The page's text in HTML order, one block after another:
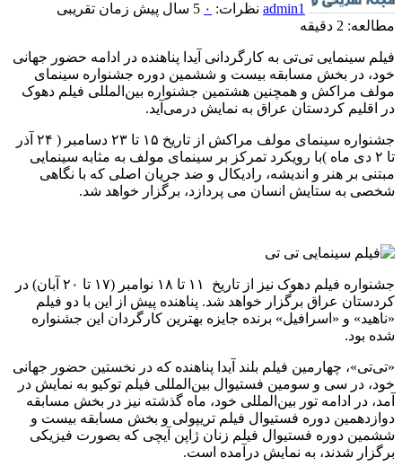
admin1 نظرات: ۰ 5 سال پیش
زمان تقریبی
مطالعه: 2 دقیقه
فیلم سینمایی تی‌تی به کارگردانی آیدا پناهنده در ادامه‌ حضور جهانی
خود، در بخش مسابقه بیست و ششمین دوره جشنواره سینمای
مولف مراکش و همچنین هشتمین جشنواره بین‌المللی فیلم دهوک
در اقلیم کردستان عراق به نمایش درمی‌آید.
جشنواره سینمای مولف مراکش از تاریخ ۱۵ تا ۲۳ دسامبر ( ۲۴ آذر
تا ۲ دی ماه )با رویکرد تمرکز بر سینمای مولف به مثابه سینمایی
مبتنی بر هنر و اندیشه، رادیکال و ضد جریان اصلی که با نگاهی
شخصی به ستایش انسان می پردازد،‌ برگزار خواهد شد.
جشنواره فیلم دهوک نیز از تاریخ ۱۱ تا ۱۸ نوامبر (۱۷ تا ۲۰ آبان) در
کردستان عراق برگزار خواهد شد. پناهنده پیش از این با دو فیلم
«ناهید» و «اسرافیل» برنده جایزه‌ بهترین کارگردان این جشنواره
شده بود.
«تی‌تی»، چهارمین فیلم بلند آیدا پناهنده که در نخستین حضور جهانی
خود، در سی و سومین فستیوال بین‌المللی فیلم توکیو به نمایش در
آمد، در ادامه تور بین‌المللی خود، ماه گذشته نیز در بخش مسابقه
دوازدهمین دوره فستیوال فیلم تریپولی و بخش مسابقه بیست و
ششمین دوره فستیوال فیلم زنان ژاپن آیچی که بصورت فیزیکی
برگزار شدند، به نمایش درآمده است.